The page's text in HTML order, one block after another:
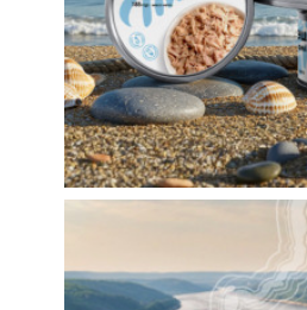
Этикетки
Создание